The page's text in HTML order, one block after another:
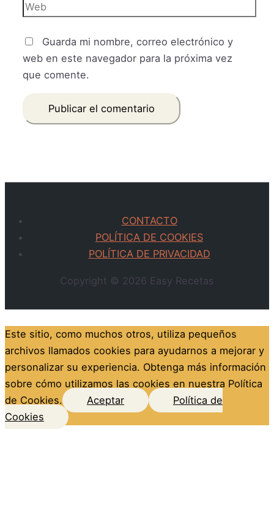
Guarda mi nombre, correo electrónico y
web en este navegador para la próxima vez
que comente.
CONTACTO
POLÍTICA DE COOKIES
POLÍTICA DE PRIVACIDAD
Copyright © 2026 Easy Recetas
Este sitio, como muchos otros, utiliza pequeños
archivos llamados cookies para ayudarnos a mejorar y
personalizar su experiencia. Obtenga más información
sobre cómo utilizamos las cookies en nuestra Política
de Cookies.
Aceptar
Política de
Cookies